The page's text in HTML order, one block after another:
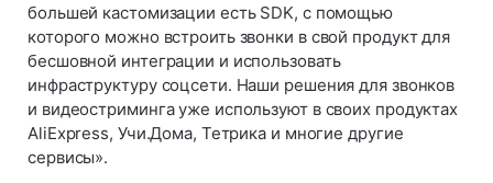
большей кастомизации есть SDK, с помощью
которого можно встроить звонки в свой продукт для
бесшовной интеграции и использовать
инфраструктуру соцсети. Наши решения для звонков
и видеостриминга уже используют в своих продуктах
AliExpress, Учи.Дома, Тетрика и многие другие
сервисы».